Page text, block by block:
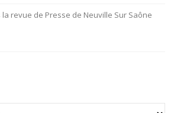
la revue de Presse de Neuville Sur Saône